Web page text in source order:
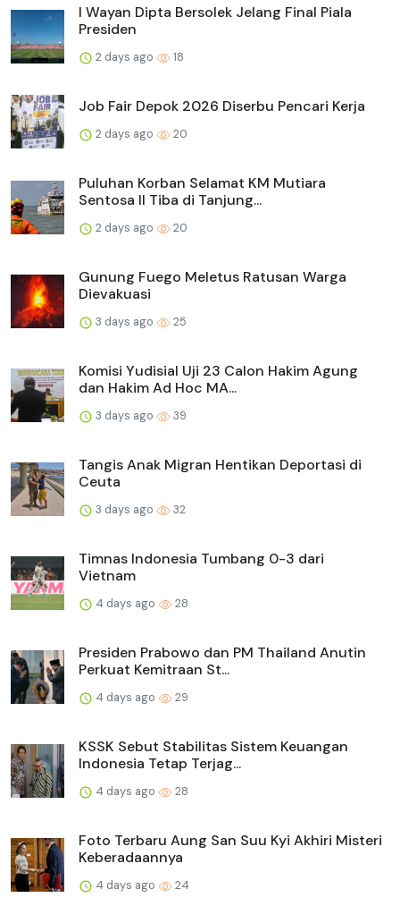
I Wayan Dipta Bersolek Jelang Final Piala
Presiden
2 days ago 18
Job Fair Depok 2026 Diserbu Pencari Kerja
2 days ago 20
Puluhan Korban Selamat KM Mutiara
Sentosa II Tiba di Tanjung...
2 days ago 20
Gunung Fuego Meletus Ratusan Warga
Dievakuasi
3 days ago 25
Komisi Yudisial Uji 23 Calon Hakim Agung
dan Hakim Ad Hoc MA...
3 days ago 39
Tangis Anak Migran Hentikan Deportasi di
Ceuta
3 days ago 32
Timnas Indonesia Tumbang 0-3 dari
Vietnam
4 days ago 28
Presiden Prabowo dan PM Thailand Anutin
Perkuat Kemitraan St...
4 days ago 29
KSSK Sebut Stabilitas Sistem Keuangan
Indonesia Tetap Terjag...
4 days ago 28
Foto Terbaru Aung San Suu Kyi Akhiri Misteri
Keberadaannya
4 days ago 24